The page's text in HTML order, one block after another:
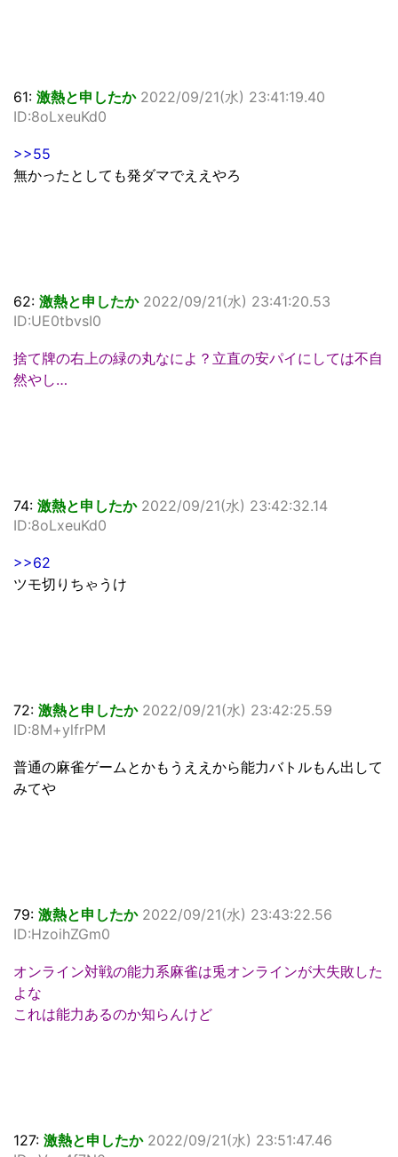
61: 激熱と申したか 2022/09/21(水) 23:41:19.40
ID:8oLxeuKd0
>>55
無かったとしても発ダマでええやろ
62: 激熱と申したか 2022/09/21(水) 23:41:20.53
ID:UE0tbvsI0
捨て牌の右上の緑の丸なによ？立直の安パイにしては不自
然やし…
74: 激熱と申したか 2022/09/21(水) 23:42:32.14
ID:8oLxeuKd0
>>62
ツモ切りちゃうけ
72: 激熱と申したか 2022/09/21(水) 23:42:25.59
ID:8M+ylfrPM
普通の麻雀ゲームとかもうええから能力バトルもん出して
みてや
79: 激熱と申したか 2022/09/21(水) 23:43:22.56
ID:HzoihZGm0
オンライン対戦の能力系麻雀は兎オンラインが大失敗した
よな
これは能力あるのか知らんけど
127: 激熱と申したか 2022/09/21(水) 23:51:47.46